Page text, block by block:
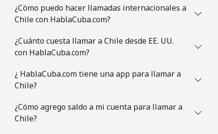
¿Cómo puedo hacer llamadas internacionales a
Chile con HablaCuba.com?
¿Cuánto cuesta llamar a Chile desde EE. UU.
con HablaCuba.com?
¿ HablaCuba.com tiene una app para llamar a
Chile?
¿Cómo agrego saldo a mi cuenta para llamar a
Chile?